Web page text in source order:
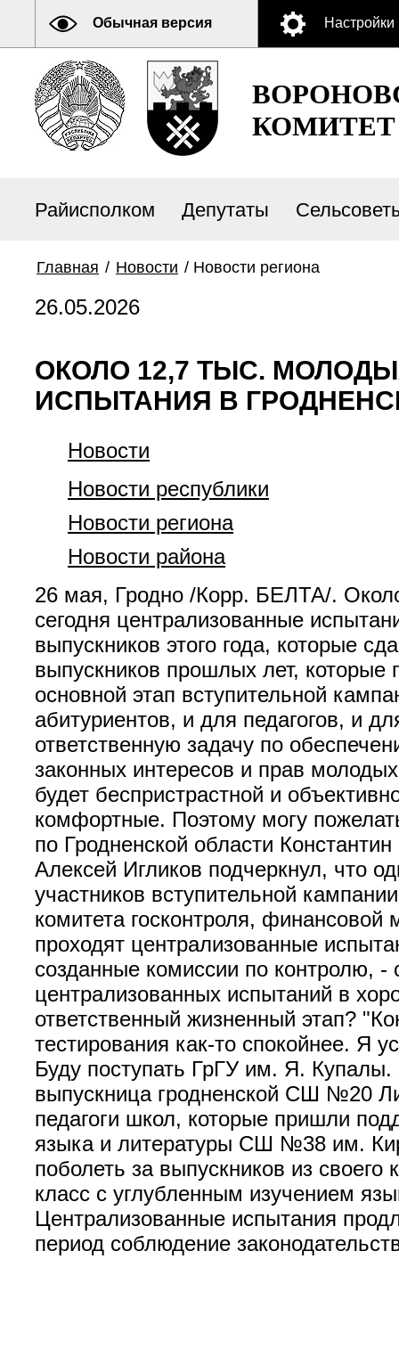
Обычная версия Настройки
КОМИТЕТ
Райисполком Депутаты
Главная / Новости / Новости региона
26.05.2026
ОКОЛО 12,7 ТЫС.
ИСПЫТАНИЯ В
Новости
Новости республики
Новости региона
Новости района
26 мая, Гродно /Корр. БЕЛТА/.
сегодня централизованные
выпускников этого года, которые
выпускников прошлых лет, которые
основной этап вступительной
абитуриентов, и для педагогов, и
ответственную задачу по
законных интересов и прав
будет беспристрастной и
комфортные. Поэтому могу
по Гродненской области
Алексей Игликов подчеркнул, что
участников вступительной
комитета госконтроля, финансовой
проходят централизованные
созданные комиссии по контролю,
централизованных испытаний в
ответственный жизненный этап?
тестирования как-то спокойнее. Я
Буду поступать ГрГУ им. Я.
выпускница гродненской СШ №20
педагоги школ, которые пришли
языка и литературы СШ №38 им.
поболеть за выпускников из
класс с углубленным изучением
Централизованные испытания
период соблюдение